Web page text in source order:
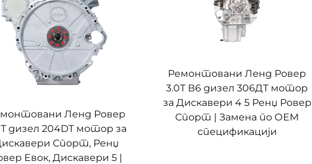
Ленд Ровер
дизел 204DT мотор за
Спорт, Ренџ
Евок, Дискавери 5 |
Ремонтовани Ленд Ровер
3.0Т В6 дизел 306ДТ мотор
за Дискавери 4 5 Ренџ Ровер
Спорт | Замена по ОЕМ
спецификацији